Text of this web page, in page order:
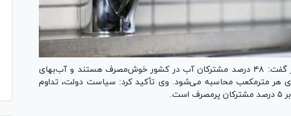
معاون برنامه‌ریزی و امور اقتصادی آبفای کشور گفت: ۴۸ درصد مشترکان آب در کشور خوش‌مصرف هستند و آب‌بهای
حدود هزار و ۴۰۰ تومان برای هر مترمکعب محاسبه می‌شود. وی تأکید کرد: سیاست دولت، تداوم